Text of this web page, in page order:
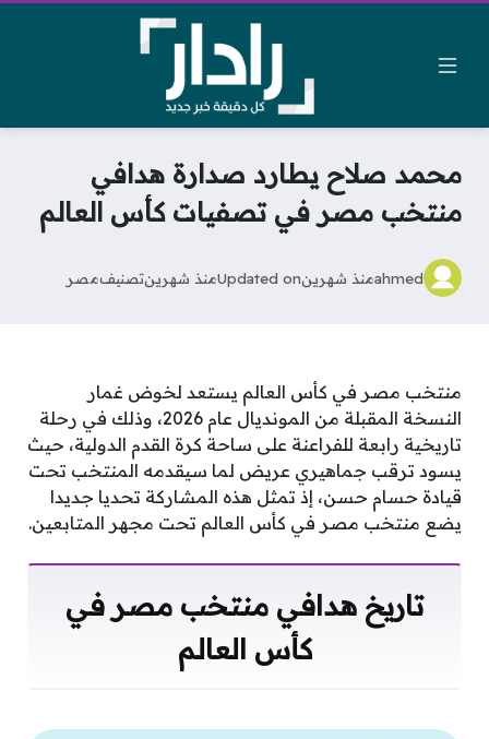
محمد صلاح يطارد صدارة هدافي
منتخب مصر في تصفيات كأس العالم
ahmedمنذ شهرينUpdated onمنذ شهرينتصنيفمصر
منتخب مصر في كأس العالم يستعد لخوض غمار
النسخة المقبلة من المونديال عام 2026، وذلك في رحلة
تاريخية رابعة للفراعنة على ساحة كرة القدم الدولية، حيث
يسود ترقب جماهيري عريض لما سيقدمه المنتخب تحت
قيادة حسام حسن، إذ تمثل هذه المشاركة تحديا جديدا
يضع منتخب مصر في كأس العالم تحت مجهر المتابعين.
تاريخ هدافي منتخب مصر في
كأس العالم